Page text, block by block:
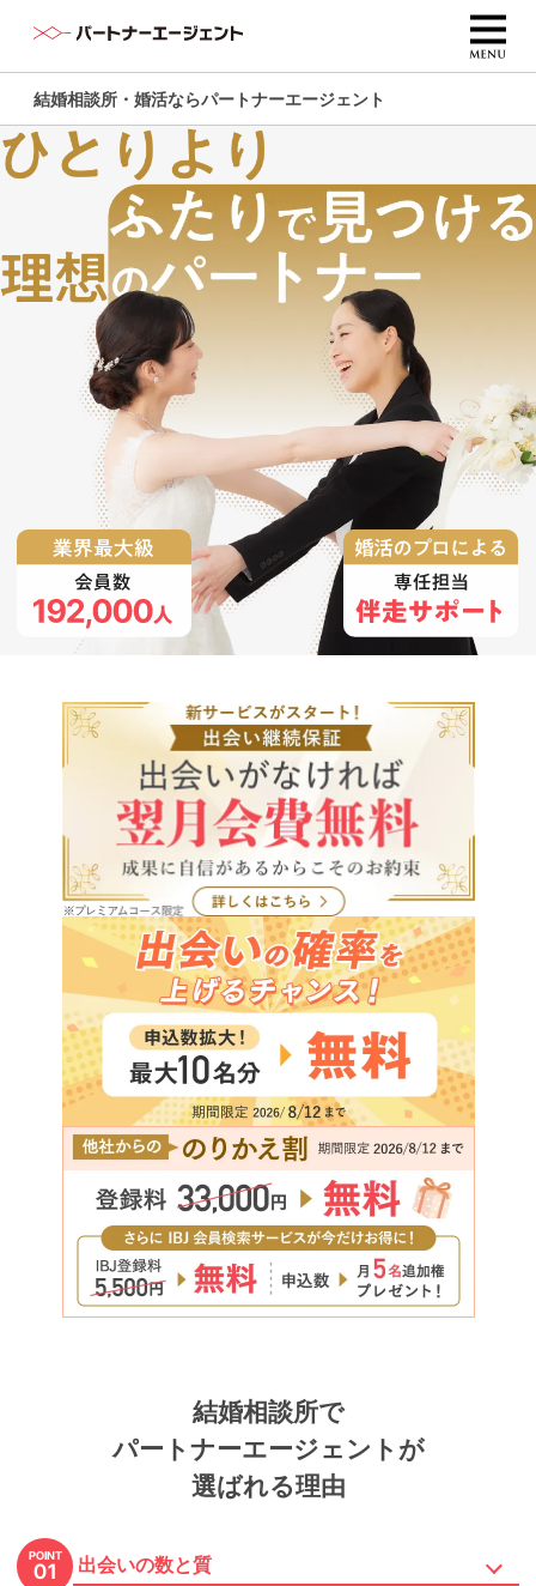
結婚相談所・婚活ならパートナーエージェント
結婚相談所で
パートナーエージェントが
選ばれる理由
POINT
01 出会いの数と質